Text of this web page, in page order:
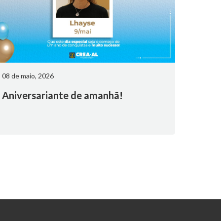
08 de maio, 2026
Aniversariante de amanhã!